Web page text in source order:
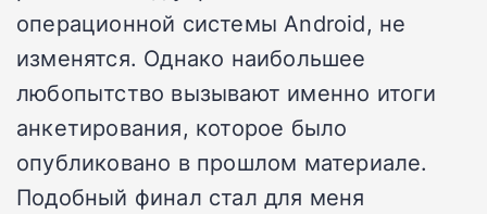
операционной системы Android, не
изменятся. Однако наибольшее
любопытство вызывают именно итоги
анкетирования, которое было
опубликовано в прошлом материале.
Подобный финал стал для меня